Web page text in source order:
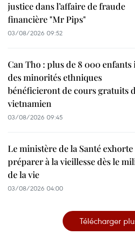
justice dans l’affaire de fraude
financière "Mr Pips"
03/08/2026 09:52
Can Tho : plus de 8 000 enfants
des minorités ethniques
bénéficieront de cours gratuits
vietnamien
03/08/2026 09:45
Le ministère de la Santé exhorte
préparer à la vieillesse dès le
de la vie
03/08/2026 04:00
Télécharger